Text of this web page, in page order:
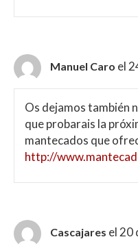
Manuel Caro el
Os dejamos también
que probarais la
mantecados que
http://
Cascajares el 20